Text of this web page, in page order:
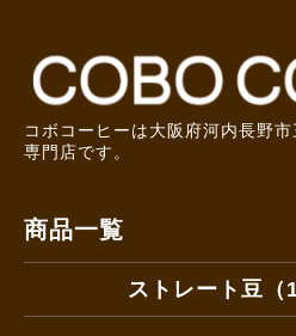
コボコーヒーは大阪府河内長野
専門店です。
商品一覧
ストレート豆（